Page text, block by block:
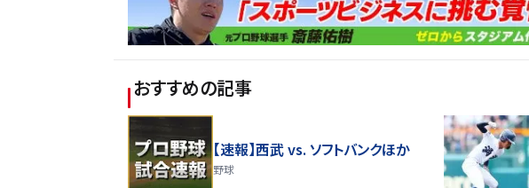
おすすめの記事
【速報】西武 vs. ソフトバンクほか
野球